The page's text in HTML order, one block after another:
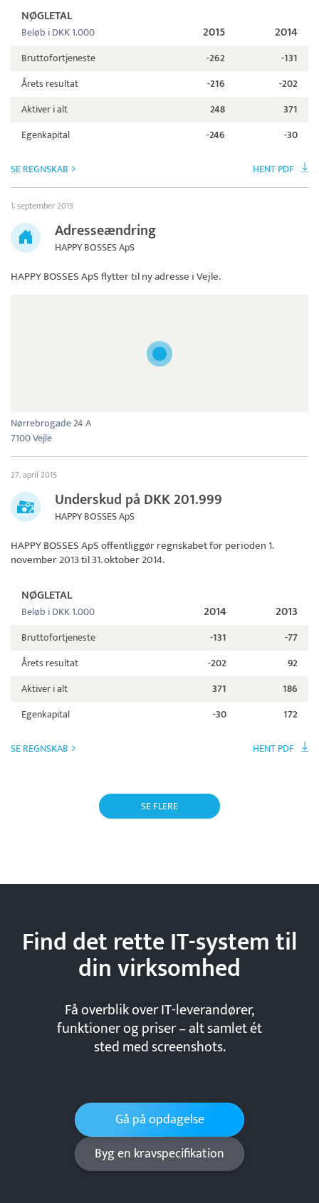
NØGLETAL
Beløb i DKK 1.000 2015 2014
Bruttofortjeneste -262
-131
Årets resultat
-216
-202
Aktiver i alt
248
371
Egenkapital
-246 -30
SE REGNSKAB HENT PDF
1. september 2015
Adresseændring
HAPPY BOSSES ApS
HAPPY BOSSES ApSflytter til ny adresse i Vejle.
Nørrebrogade 24 A
7100 Vejle
27. april 2015
Underskud på DKK 201.999
HAPPY BOSSES ApS
HAPPY BOSSES ApSoffentliggør regnskabet for perioden 1.
november 2013 til 31. oktober 2014.
NØGLETAL
Beløb i DKK 1.000 2014 2013
Bruttofortjeneste -131
-77
Årets resultat
-202
92
Aktiver i alt
371
186
Egenkapital
-30 172
SE REGNSKAB HENT PDF
SE FLERE
Find det rette IT-system til
dinvirksomhed
Få overblik over IT-leverandører,
funktioner og priser – alt samlet ét
sted med screenshots.
Gå på opdagelse
Byg en kravspecifikation